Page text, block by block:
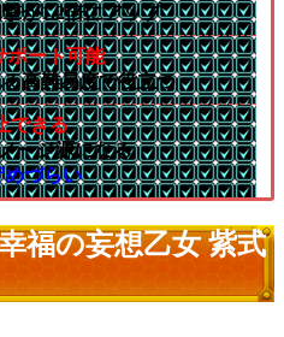
が1.2倍にアップ
ポート可能
高難易度で役立つ
できる
ージ源になる
めづらい
福の妄想乙女 紫式